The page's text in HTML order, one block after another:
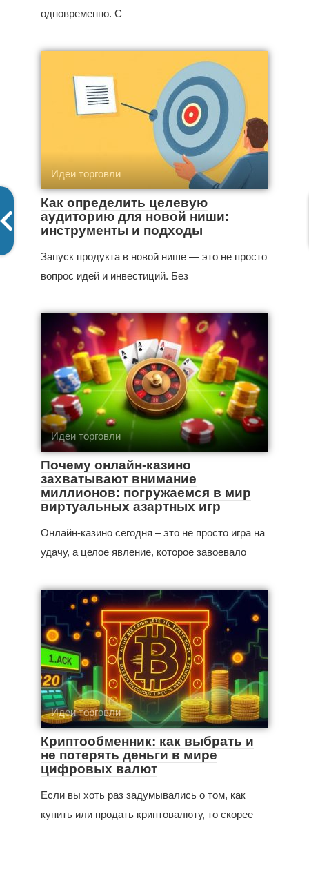
одновременно. С
Идеи торговли
Как определить целевую
аудиторию для новой ниши:
инструменты и подходы
Запуск продукта в новой нише — это не просто
вопрос идей и инвестиций. Без
Идеи торговли
Почему онлайн-казино
захватывают внимание
миллионов: погружаемся в мир
виртуальных азартных игр
Онлайн-казино сегодня – это не просто игра на
удачу, а целое явление, которое завоевало
Идеи торговли
Криптообменник: как выбрать и
не потерять деньги в мире
цифровых валют
Если вы хоть раз задумывались о том, как
купить или продать криптовалюту, то скорее